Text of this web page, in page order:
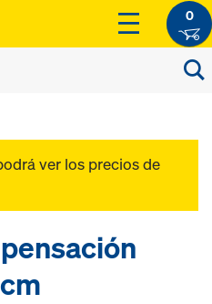
0
ver los precios de